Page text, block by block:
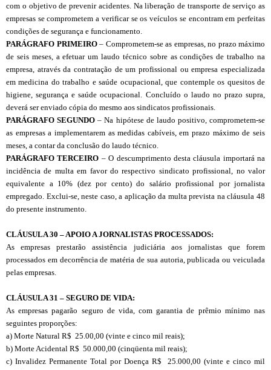
com o objetivo de prevenir acidentes. Na liberação de transporte de serviço as
empresas se comprometem a verificar se os veículos se encontram em perfeitas
condições de segurança e funcionamento.
PARÁGRAFO PRIMEIRO– Comprometem-se as empresas, no prazo máximo
de seis meses, a efetuar um laudo técnico sobre as condições de trabalho na
empresa, através da contratação de um profissional ou empresa especializada
em medicina do trabalho e saúde ocupacional, que contemple os quesitos de
higiene, segurança e saúde ocupacional. Concluído o laudo no prazo supra,
deverá ser enviado cópia do mesmo aos sindicatos profissionais.
PARÁGRAFO SEGUNDO – Na hipótese de laudo positivo, comprometem-se
as empresas a implementarem as medidas cabíveis, em prazo máximo de seis
meses, a contar da conclusão do laudo técnico.
PARÁGRAFO TERCEIRO – O descumprimento desta cláusula importará na
incidência de multa em favor do respectivo sindicato profissional, no valor
equivalente a 10% (dez por cento) do salário profissional por jornalista
empregado. Exclui-se, neste caso, a aplicação da multa prevista na cláusula 48
do presente instrumento.
CLÁUSULA 30 – APOIO A JORNALISTAS PROCESSADOS:
As empresas prestarão assistência judiciária aos jornalistas que forem
processados em decorrência de matéria de sua autoria, publicada ou veiculada
pelas empresas.
CLÁUSULA 31 – SEGURO DE VIDA:
As empresas pagarão seguro de vida, com garantia de prêmio mínimo nas
seguintes proporções:
a) Morte Natural R$ 25.00,00 (vinte e cinco mil reais);
b) Morte Acidental R$ 50.000,00 (cinqüenta mil reais);
c) Invalidez Permanente Total por Doença R$ 25.000,00 (vinte e cinco mil